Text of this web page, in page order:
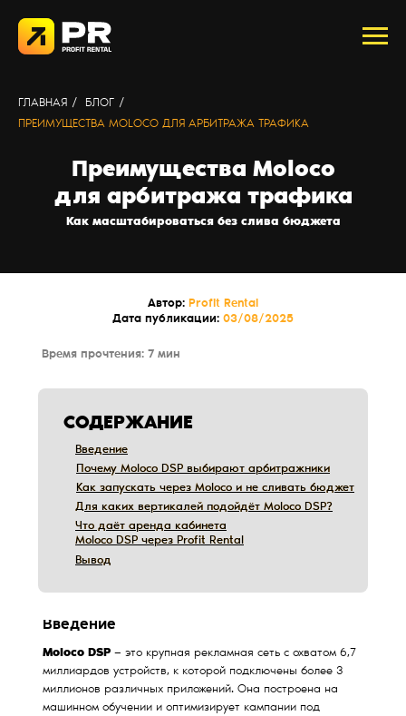
ГЛАВНАЯ / БЛОГ
/
ПРЕИМУЩЕСТВА MOLOCO ДЛЯ АРБИТРАЖА ТРАФИКА
Преимущества Moloco
для арбитража трафика
Как масштабироваться без слива бюджета
Дата публикации: 03/08/2025
Автор: Profit Rental
Время прочтения: 7 мин
СОДЕРЖАНИЕ
Вывод
Вывод
Что даёт аренда кабинета
Moloco DSP через Profit Rental
Что даёт аренда кабинета
Moloco DSP через Profit Rental
Для каких вертикалей подойдёт Moloco DSP?
Для каких вертикалей подойдёт Moloco DSP?
Как запускать через Moloco и не сливать бюджет
Как запускать через Moloco и не сливать бюджет
Введение
Введение
Почему Moloco DSP выбирают арбитражники
Почему Moloco DSP выбирают арбитражники
Введение
Moloco DSP — это крупная рекламная сеть с охватом 6,7
миллиардов устройств, к которой подключены более 3
миллионов различных приложений. Она построена на
машинном обучении и оптимизирует кампании под